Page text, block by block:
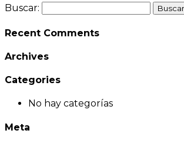
Buscar:
Recent Comments
Archives
Categories
No hay categorías
Meta